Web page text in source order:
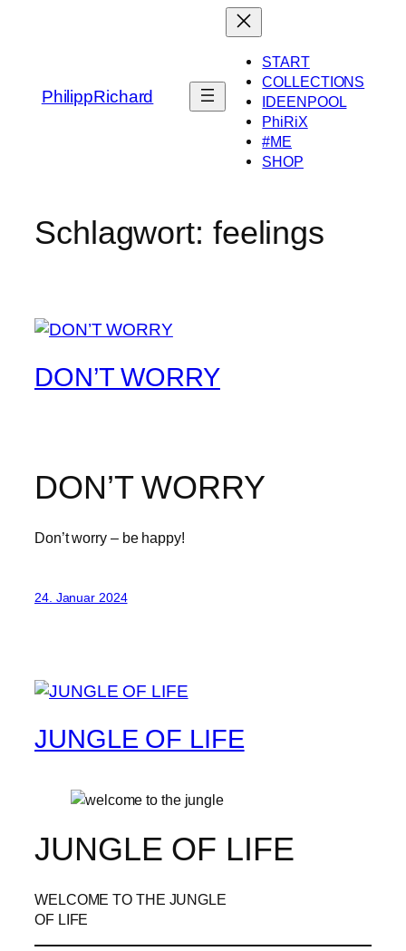
PhilippRichard
START
COLLECTIONS
IDEENPOOL
PhiRiX
#ME
SHOP
Schlagwort: feelings
DON’T WORRY
DON’T WORRY
Don’t worry – be happy!
24. Januar 2024
JUNGLE OF LIFE
JUNGLE OF LIFE
WELCOME TO THE JUNGLE
OF LIFE